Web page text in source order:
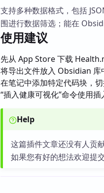
支持多种数据格式，包括
围进行数据筛选；能在
使用建议
先从 App Store 下载
将导出文件放入 Obsidian 库
在笔记中添加特定代码块，
“插入健康可视化”命令使用插
Help
这篇插件文章还没有人贡
如果您有好的想法欢迎提